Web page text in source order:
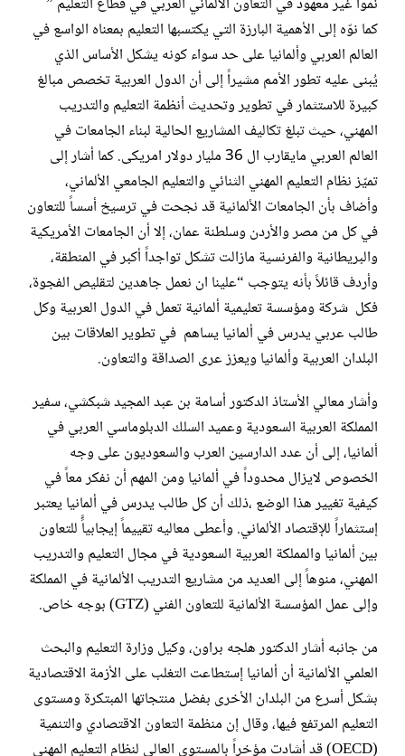
كما نوّه إلى الأهمية البارزة التي يكتسبها التعليم بمعناه الواسع في
العالم العربي وألمانيا على حد سواء كونه يشكل الأساس الذي
يُبنى عليه تطور الأمم مشيراً إلى أن الدول العربية تخصص مبالغ
كبيرة للاستثمار في تطوير وتحديث أنظمة التعليم والتدريب
المهني، حيث تبلغ تكاليف المشاريع الحالية لبناء الجامعات في
العالم العربي مايقارب ال 36 مليار دولار امريكى. كما أشار إلى
تميّز نظام التعليم المهني الثنائي والتعليم الجامعي الألماني،
وأضاف بأن الجامعات الألمانية قد نجحت في ترسيخ أسساً للتعاون
في كل من مصر والأردن وسلطنة عمان، إلا أن الجامعات الأمريكية
والبريطانية والفرنسية مازالت تشكل تواجداً أكبر في المنطقة،
وأردف قائلاً بأنه يتوجب “علينا ان نعمل جاهدين لتقليص الفجوة،
فكل شركة ومؤسسة تعليمية ألمانية تعمل في الدول العربية وكل
طالب عربي يدرس في ألمانيا يساهم في تطوير العلاقات بين
البلدان العربية وألمانيا ويعزز عرى الصداقة والتعاون.
وأشار معالي الأستاذ الدكتور أسامة بن عبد المجيد شبكشي، سفير
المملكة العربية السعودية وعميد السلك الدبلوماسي العربي في
ألمانيا، إلى أن عدد الدارسين العرب والسعوديون على وجه
الخصوص لايزال محدوداً في ألمانيا ومن المهم أن نفكر معاً في
كيفية تغيير هذا الوضع ،ذلك أن كل طالب يدرس في ألمانيا يعتبر
إستثماراً للإقتصاد الألماني. وأعطى معاليه تقييماً إيجابياًً للتعاون
بين ألمانيا والمملكة العربية السعودية في مجال التعليم والتدريب
المهني، منوهاً إلى العديد من مشاريع التدريب الألمانية في المملكة
وإلى عمل المؤسسة الألمانية للتعاون الفني (GTZ) بوجه خاص.
من جانبه أشار الدكتور هلجه براون، وكيل وزارة التعليم والبحث
العلمي الألمانية أن ألمانيا إستطاعت التغلب على الأزمة الاقتصادية
بشكل أسرع من البلدان الأخرى بفضل منتجاتها المبتكرة ومستوى
التعليم المرتفع فيها، وقال إن منظمة التعاون الاقتصادي والتنمية
(OECD) قد أشادت مؤخراً بالمستوى العالي لنظام التعليم المهني